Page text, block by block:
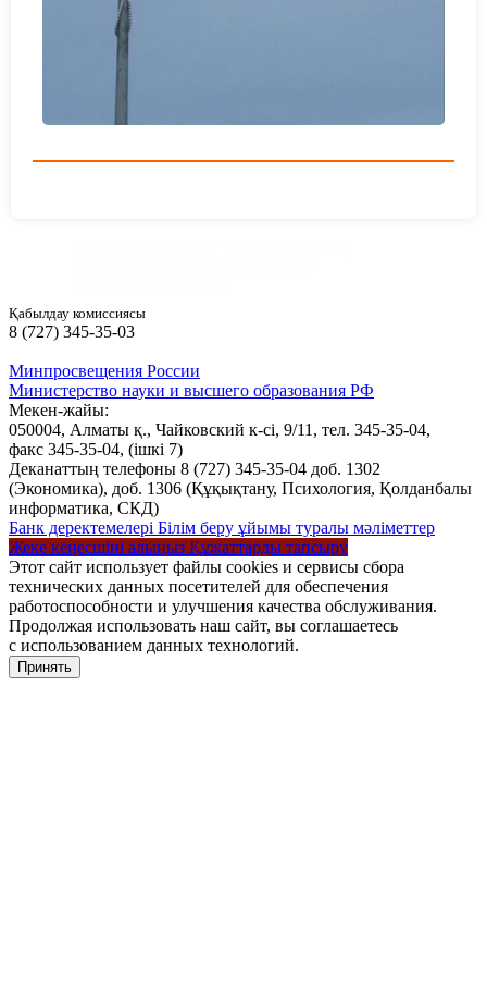
Қабылдау комиссиясы
8 (727) 345-35-03
Минпросвещения России
Министерство науки и высшего образования РФ
Мекен-жайы:
050004, Алматы қ., Чайковский к-сі, 9/11, тел. 345-35-04,
факс 345-35-04, (ішкі 7)
Деканаттың телефоны 8 (727) 345-35-04 доб. 1302
(Экономика), доб. 1306 (Құқықтану, Психология, Қолданбалы
информатика, СКД)
Банк деректемелері Білім беру ұйымы туралы мәліметтер
Жеке кеңесшіні алыңыз Құжаттарды тапсыру
Этот сайт использует файлы cookies и сервисы сбора
технических данных посетителей для обеспечения
работоспособности и улучшения качества обслуживания.
Продолжая использовать наш сайт, вы соглашаетесь
с использованием данных технологий.
Принять